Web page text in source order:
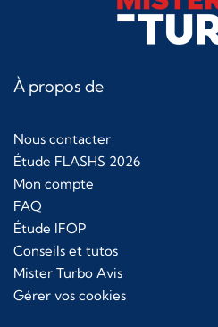
À propos de
Nous contacter
Étude FLASHS 2026
Mon compte
FAQ
Étude IFOP
Conseils et tutos
Mister Turbo Avis
Gérer vos cookies